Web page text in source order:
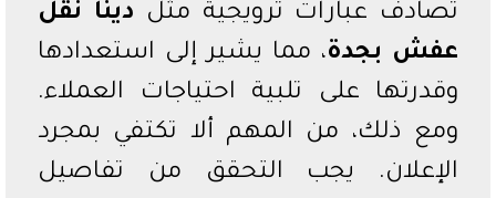
تصادف عبارات ترويجية مثل دينا نقل
عفش بجدة، مما يشير إلى استعدادها
وقدرتها على تلبية احتياجات العملاء.
ومع ذلك، من المهم ألا تكتفي بمجرد
الإعلان. يجب التحقق من تفاصيل